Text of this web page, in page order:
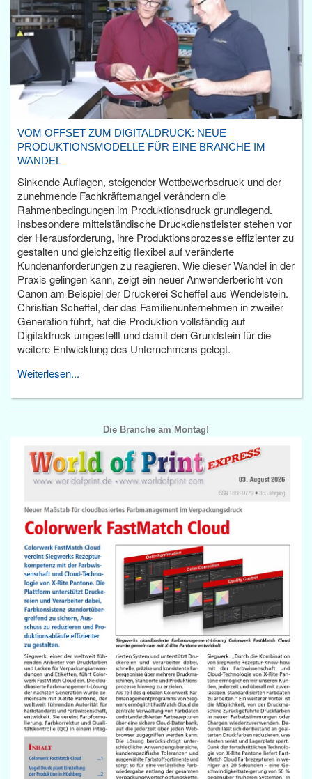
VOM OFFSET ZUM DIGITALDRUCK: NEUE
PRODUKTIONSMODELLE FÜR EINE BRANCHE IM
WANDEL
Sinkende Auflagen, steigender Wettbewerbsdruck und der
zunehmende Fachkräftemangel verändern die
Rahmenbedingungen im Produktionsdruck grundlegend.
Insbesondere mittelständische Druckdienstleister stehen vor
der Herausforderung, ihre Produktionsprozesse effizienter zu
gestalten und gleichzeitig flexibel auf veränderte
Kundenanforderungen zu reagieren. Wie dieser Wandel in der
Praxis gelingen kann, zeigt ein neuer Anwenderbericht von
Canon am Beispiel der Druckerei Scheffel aus Wendelstein.
Christian Scheffel, der das Familienunternehmen in zweiter
Generation führt, hat die Produktion vollständig auf
Digitaldruck umgestellt und damit den Grundstein für die
weitere Entwicklung des Unternehmens gelegt.
Weiterlesen...
Die Branche am Montag!